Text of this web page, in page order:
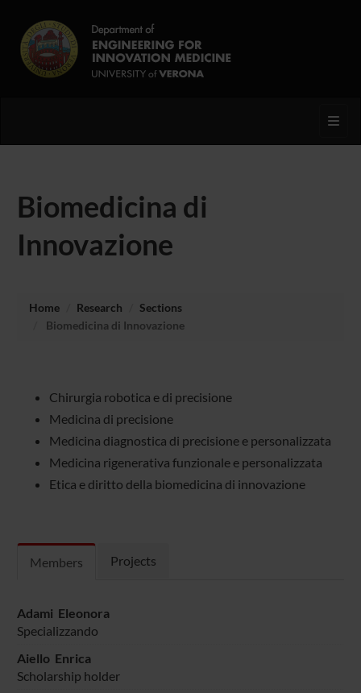
Biomedicina di
Innovazione
Home Research
Sections
Biomedicina di Innovazione
Chirurgia robotica e di precisione
Medicina di precisione
Medicina diagnostica di precisione e personalizzata
Medicina rigenerativa funzionale e personalizzata
Etica e diritto della biomedicina di innovazione
Members Projects
Adami Eleonora
Specializzando
Aiello Enrica
Scholarship holder